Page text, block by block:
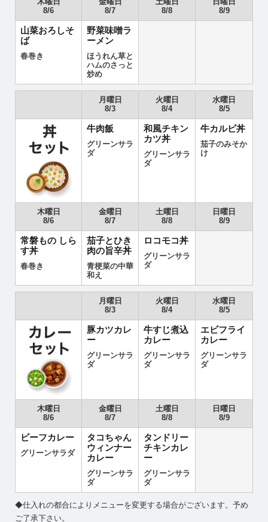
木曜日
8/6
金曜日
8/7
土曜日
8/8
日曜日
8/9
山菜おろしそ
ば
春巻き
野菜味噌ラ
ーメン
ほうれん草と
ハムのさっと
炒め
月曜日
8/3
火曜日
8/4
水曜日
8/5
牛肉飯
グリーンサラ
ダ
和風チキン
カツ丼
グリーンサラ
ダ
牛カルビ丼
茄子のみそか
け
木曜日
8/6
金曜日
8/7
土曜日
8/8
日曜日
8/9
常磐もの しら
す丼
春巻き
茄子とひき
肉の旨辛丼
青梗菜の中華
和え
ロコモコ丼
グリーンサラ
ダ
月曜日
8/3
火曜日
8/4
水曜日
8/5
豚カツカレ
ー
グリーンサラ
ダ
牛すじ煮込
カレー
グリーンサラ
ダ
エビフライ
カレー
グリーンサラ
ダ
木曜日
8/6
金曜日
8/7
土曜日
8/8
日曜日
8/9
ビーフカレー
グリーンサラダ
タコちゃん
ウィンナー
カレー
グリーンサラ
ダ
タンドリー
チキンカレ
ー
グリーンサラ
ダ
◆仕入れの都合によりメニューを変更する場合がございます。予め
ご了承下さい。